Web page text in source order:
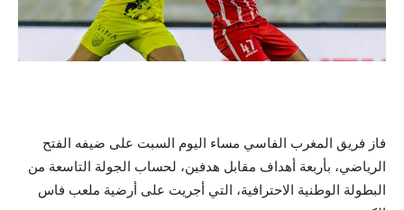
فاز فريق المغرب الفاسي مساء اليوم السبت على ضيفه الفتح
الرياضي، بأربعة أهداف مقابل هدفين، لحساب الجولة التاسعة من
البطولة الوطنية الاحترافية، التي أجريت على أرضية ملعب فاس